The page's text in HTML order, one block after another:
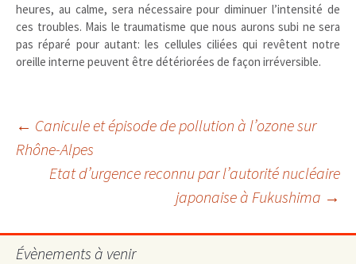
heures, au calme, sera nécessaire pour diminuer l’intensité de
ces troubles. Mais le traumatisme que nous aurons subi ne sera
pas réparé pour autant: les cellules ciliées qui revêtent notre
oreille interne peuvent être détériorées de façon irréversible.
Navigation
des
articles
← Canicule et épisode de pollution à l’ozone sur
Rhône-Alpes
Etat d’urgence reconnu par l’autorité nucléaire
japonaise à Fukushima →
Évènements à venir